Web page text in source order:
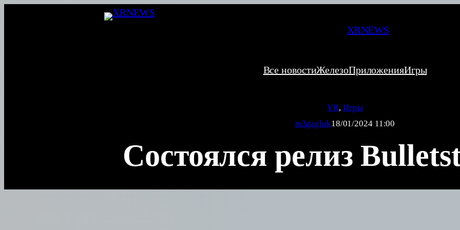
XRNEWS
Все новостиЖелезоПриложенияИгры
VR, Игры
m3gagluk18/01/2024 11:00
Состоялся релиз